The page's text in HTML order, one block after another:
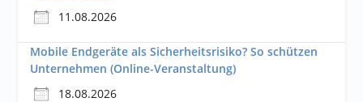
11.08.2026
Mobile Endgeräte als Sicherheitsrisiko? So schützen
Unternehmen (Online-Veranstaltung)
18.08.2026